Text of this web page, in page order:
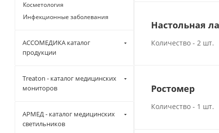
Настольная
Количество - 2 шт.
Ростомер
Количество - 1 шт.
Косметология
Инфекционные заболевания
АССОМЕДИКА каталог
продукции
Treaton - каталог медицинских
мониторов
АРМЕД - каталог медицинских
светильников